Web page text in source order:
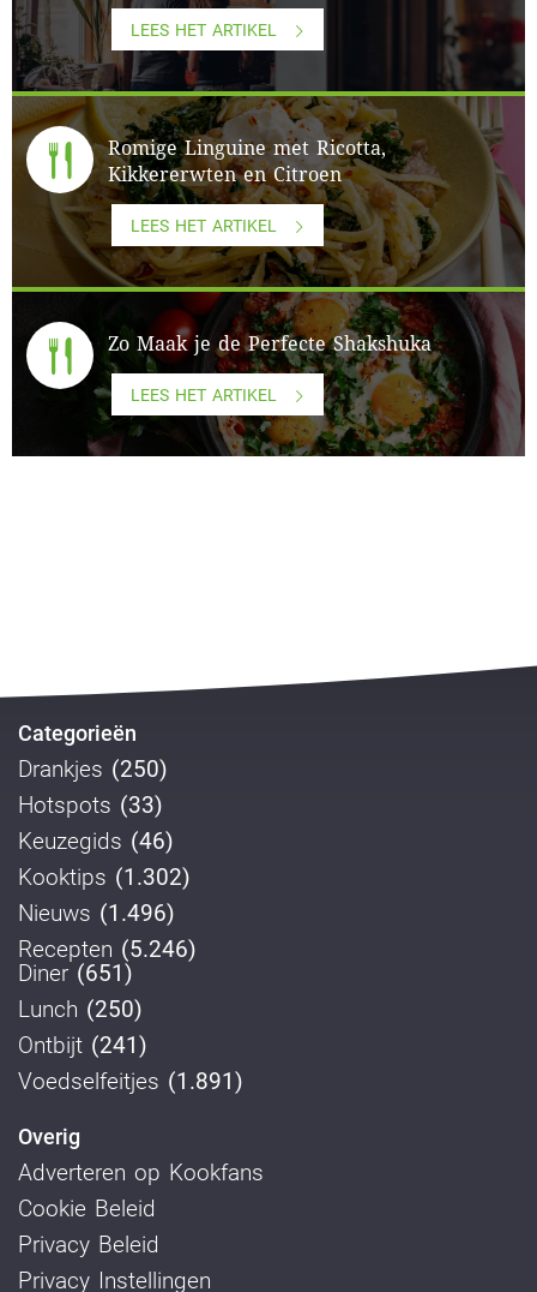
LEES HET ARTIKEL
Romige Linguine met Ricotta,
Kikkererwten en Citroen
LEES HET ARTIKEL
Zo Maak je de Perfecte Shakshuka
LEES HET ARTIKEL
Categorieën
Drankjes (250)
Hotspots (33)
Keuzegids (46)
Kooktips (1.302)
Nieuws (1.496)
Recepten (5.246)
Diner (651)
Lunch (250)
Ontbijt (241)
Voedselfeitjes (1.891)
Overig
Adverteren op Kookfans
Cookie Beleid
Privacy Beleid
Privacy Instellingen